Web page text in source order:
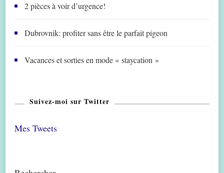
2 pièces à voir d’urgence!
Dubrovnik: profiter sans être le parfait pigeon
Vacances et sorties en mode « staycation »
Suivez-moi sur Twitter
Mes Tweets